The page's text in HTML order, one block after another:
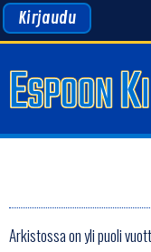
Kirjaudu
Arkistossa on yli puoli